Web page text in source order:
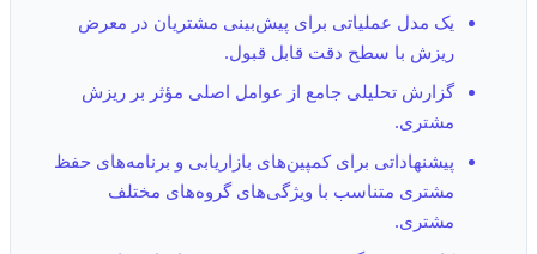
یک مدل عملیاتی برای پیش‌بینی مشتریان در معرض
ریزش با سطح دقت قابل قبول.
گزارش تحلیلی جامع از عوامل اصلی مؤثر بر ریزش
مشتری.
پیشنهاداتی برای کمپین‌های بازاریابی و برنامه‌های حفظ
مشتری متناسب با ویژگی‌های گروه‌های مختلف
مشتری.